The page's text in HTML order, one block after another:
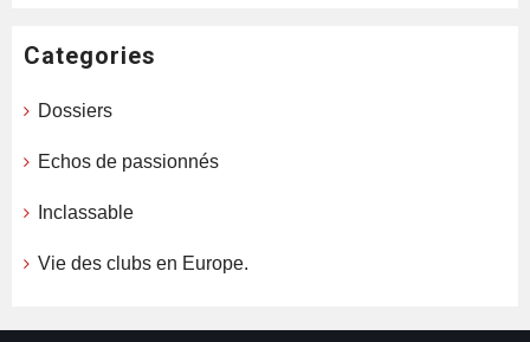
Categories
Dossiers
Echos de passionnés
Inclassable
Vie des clubs en Europe.